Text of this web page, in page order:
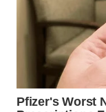
PADANG
LAWAS
WN
SUMEDANG